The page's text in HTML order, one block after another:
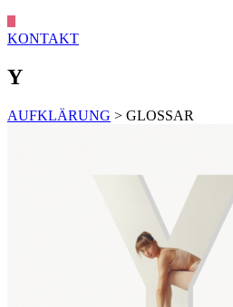
KONTAKT
Y
AUFKLÄRUNG > GLOSSAR